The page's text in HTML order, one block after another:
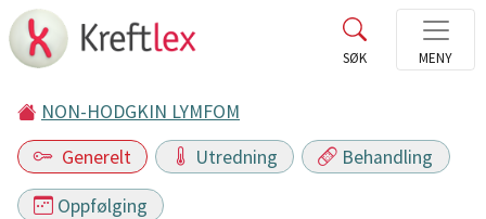
NON-HODGKIN LYMFOM
Generelt
Utredning Behandling
Oppfølging